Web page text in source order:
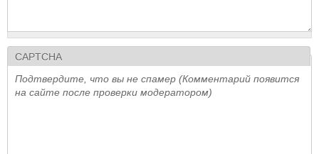
CAPTCHA
Подтвердите, что вы не спамер (Комментарий появится
на сайте после проверки модератором)